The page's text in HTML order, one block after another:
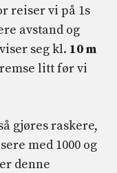
reiser vi på 1s
avstand og
seg kl. 10 m
litt før vi
gjøres raskere,
med 1000 og
denne